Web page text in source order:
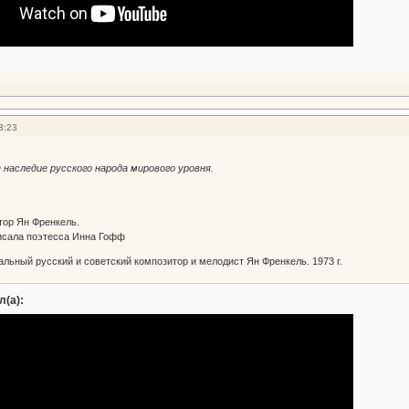
русского народа мирового уровня.
Ян Френкель.
поэтесса Инна Гофф
русский и советский композитор и мелодист Ян Френкель. 1973 г.